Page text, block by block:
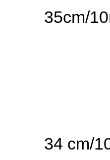
35cm/
34 cm/